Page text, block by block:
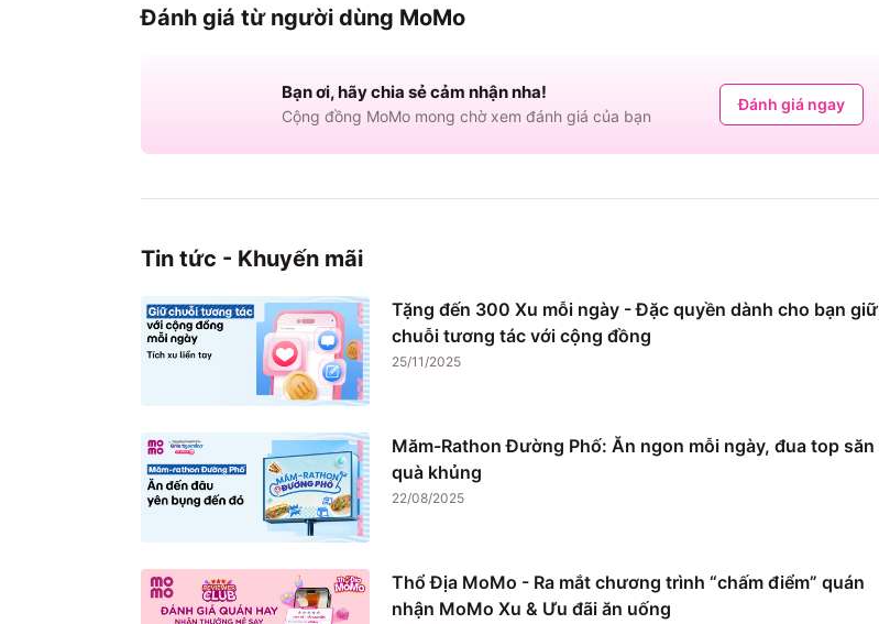
Đánh giá từ người dùng MoMo
Bạn ơi, hãy chia sẻ cảm nhận nha!
Cộng đồng MoMo mong chờ xem đánh giá của bạn
Đánh giá ngay
Tin tức - Khuyến mãi
Tặng đến 300 Xu mỗi ngày - Đặc quyền dành cho bạn giữ
chuỗi tương tác với cộng đồng
25/11/2025
Măm-Rathon Đường Phố: Ăn ngon mỗi ngày, đua top săn
quà khủng
22/08/2025
Thổ Địa MoMo - Ra mắt chương trình “chấm điểm” quán
nhận MoMo Xu & Ưu đãi ăn uống